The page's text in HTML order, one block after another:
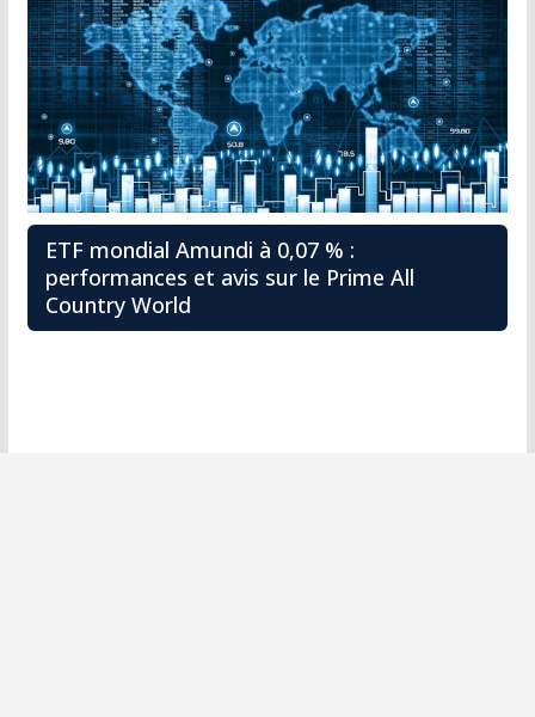
ETF mondial Amundi à 0,07 % :
performances et avis sur le Prime All
Country World